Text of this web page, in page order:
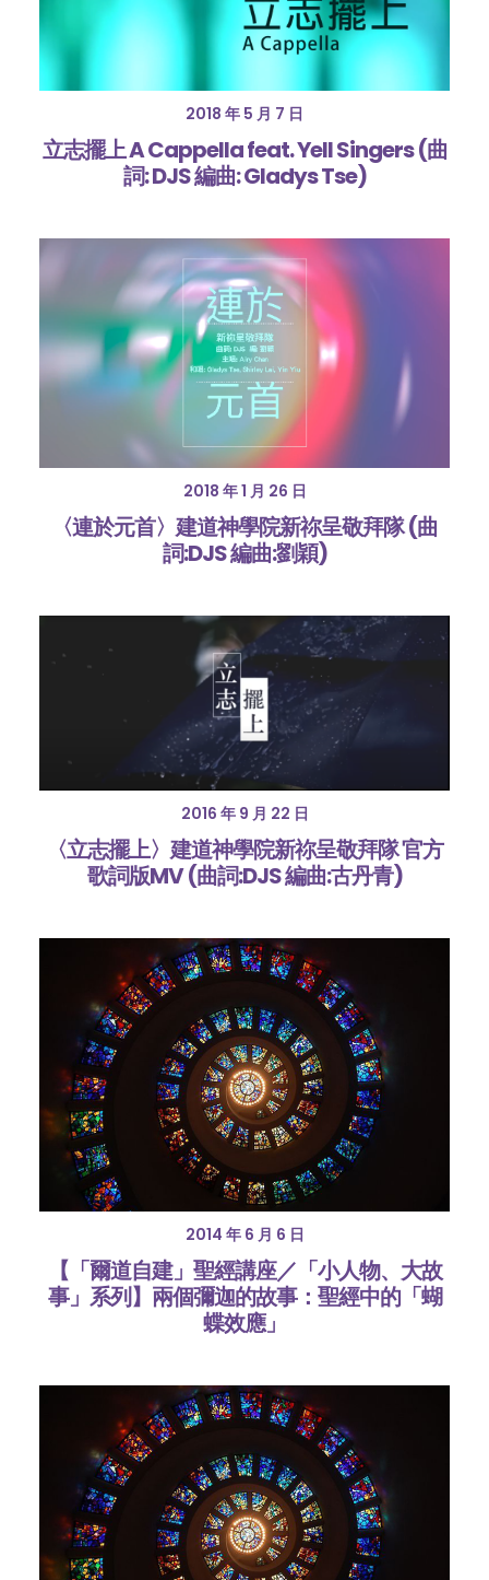
2018 年 5 月 7 日
立志擺上 A Cappella feat. Yell Singers (曲
詞: DJS 編曲: Gladys Tse)
2018 年 1 月 26 日
〈連於元首〉建道神學院新祢呈敬拜隊 (曲
詞:DJS 編曲:劉穎)
2016 年 9 月 22 日
〈立志擺上〉建道神學院新祢呈敬拜隊 官方
歌詞版MV (曲詞:DJS 編曲:古丹青)
2014 年 6 月 6 日
【「爾道自建」聖經講座／「小人物、大故
事」系列】兩個彌迦的故事：聖經中的「蝴
蝶效應」